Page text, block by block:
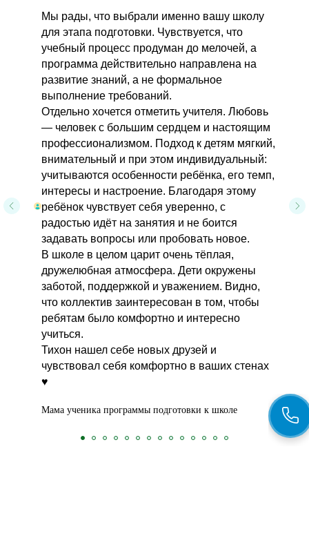
Мы рады, что выбрали именно вашу школу
для этапа подготовки. Чувствуется, что
учебный процесс продуман до мелочей, а
программа действительно направлена на
развитие знаний, а не формальное
выполнение требований.
Отдельно хочется отметить учителя. Любовь
— человек с большим сердцем и настоящим
профессионализмом. Подход к детям мягкий,
внимательный и при этом индивидуальный:
учитываются особенности ребёнка, его темп,
интересы и настроение. Благодаря этому
ребёнок чувствует себя уверенно, с
радостью идёт на занятия и не боится
задавать вопросы или пробовать новое.
В школе в целом царит очень тёплая,
дружелюбная атмосфера. Дети окружены
заботой, поддержкой и уважением. Видно,
что коллектив заинтересован в том, чтобы
ребятам было комфортно и интересно
учиться.
Тихон нашел себе новых друзей и
чувствовал себя комфортно в ваших стенах
♥️
Мама ученика программы подготовки к школе